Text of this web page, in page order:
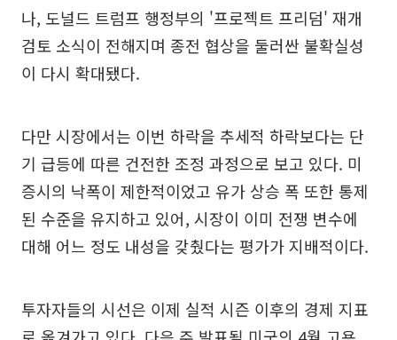
나, 도널드 트럼프 행정부의 '프로젝트 프리덤' 재개
검토 소식이 전해지며 종전 협상을 둘러싼 불확실성
이 다시 확대됐다.
다만 시장에서는 이번 하락을 추세적 하락보다는 단
기 급등에 따른 건전한 조정 과정으로 보고 있다. 미
증시의 낙폭이 제한적이었고 유가 상승 폭 또한 통제
된 수준을 유지하고 있어, 시장이 이미 전쟁 변수에
대해 어느 정도 내성을 갖췄다는 평가가 지배적이다.
투자자들의 시선은 이제 실적 시즌 이후의 경제 지표